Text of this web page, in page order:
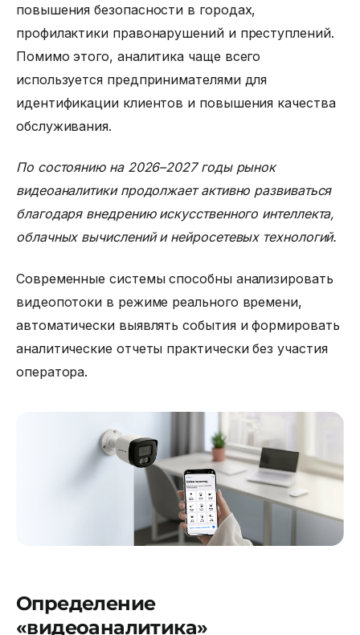
повышения безопасности в городах,
профилактики правонарушений и преступлений.
Помимо этого, аналитика чаще всего
используется предпринимателями для
идентификации клиентов и повышения качества
обслуживания.
По состоянию на 2026–2027 годы рынок
видеоаналитики продолжает активно развиваться
благодаря внедрению искусственного интеллекта,
облачных вычислений и нейросетевых технологий.
Современные системы способны анализировать
видеопотоки в режиме реального времени,
автоматически выявлять события и формировать
аналитические отчеты практически без участия
оператора.
Определение
«видеоаналитика»